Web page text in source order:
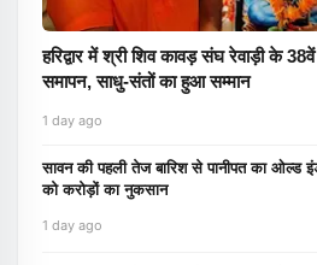
हरिद्वार में श्री शिव कावड़ संघ रेवाड़ी के
समापन, साधु-संतों का हुआ सम्मान
1 day ago
सावन की पहली तेज बारिश से पानीपत का ओल्ड
को करोड़ों का नुकसान
1 day ago